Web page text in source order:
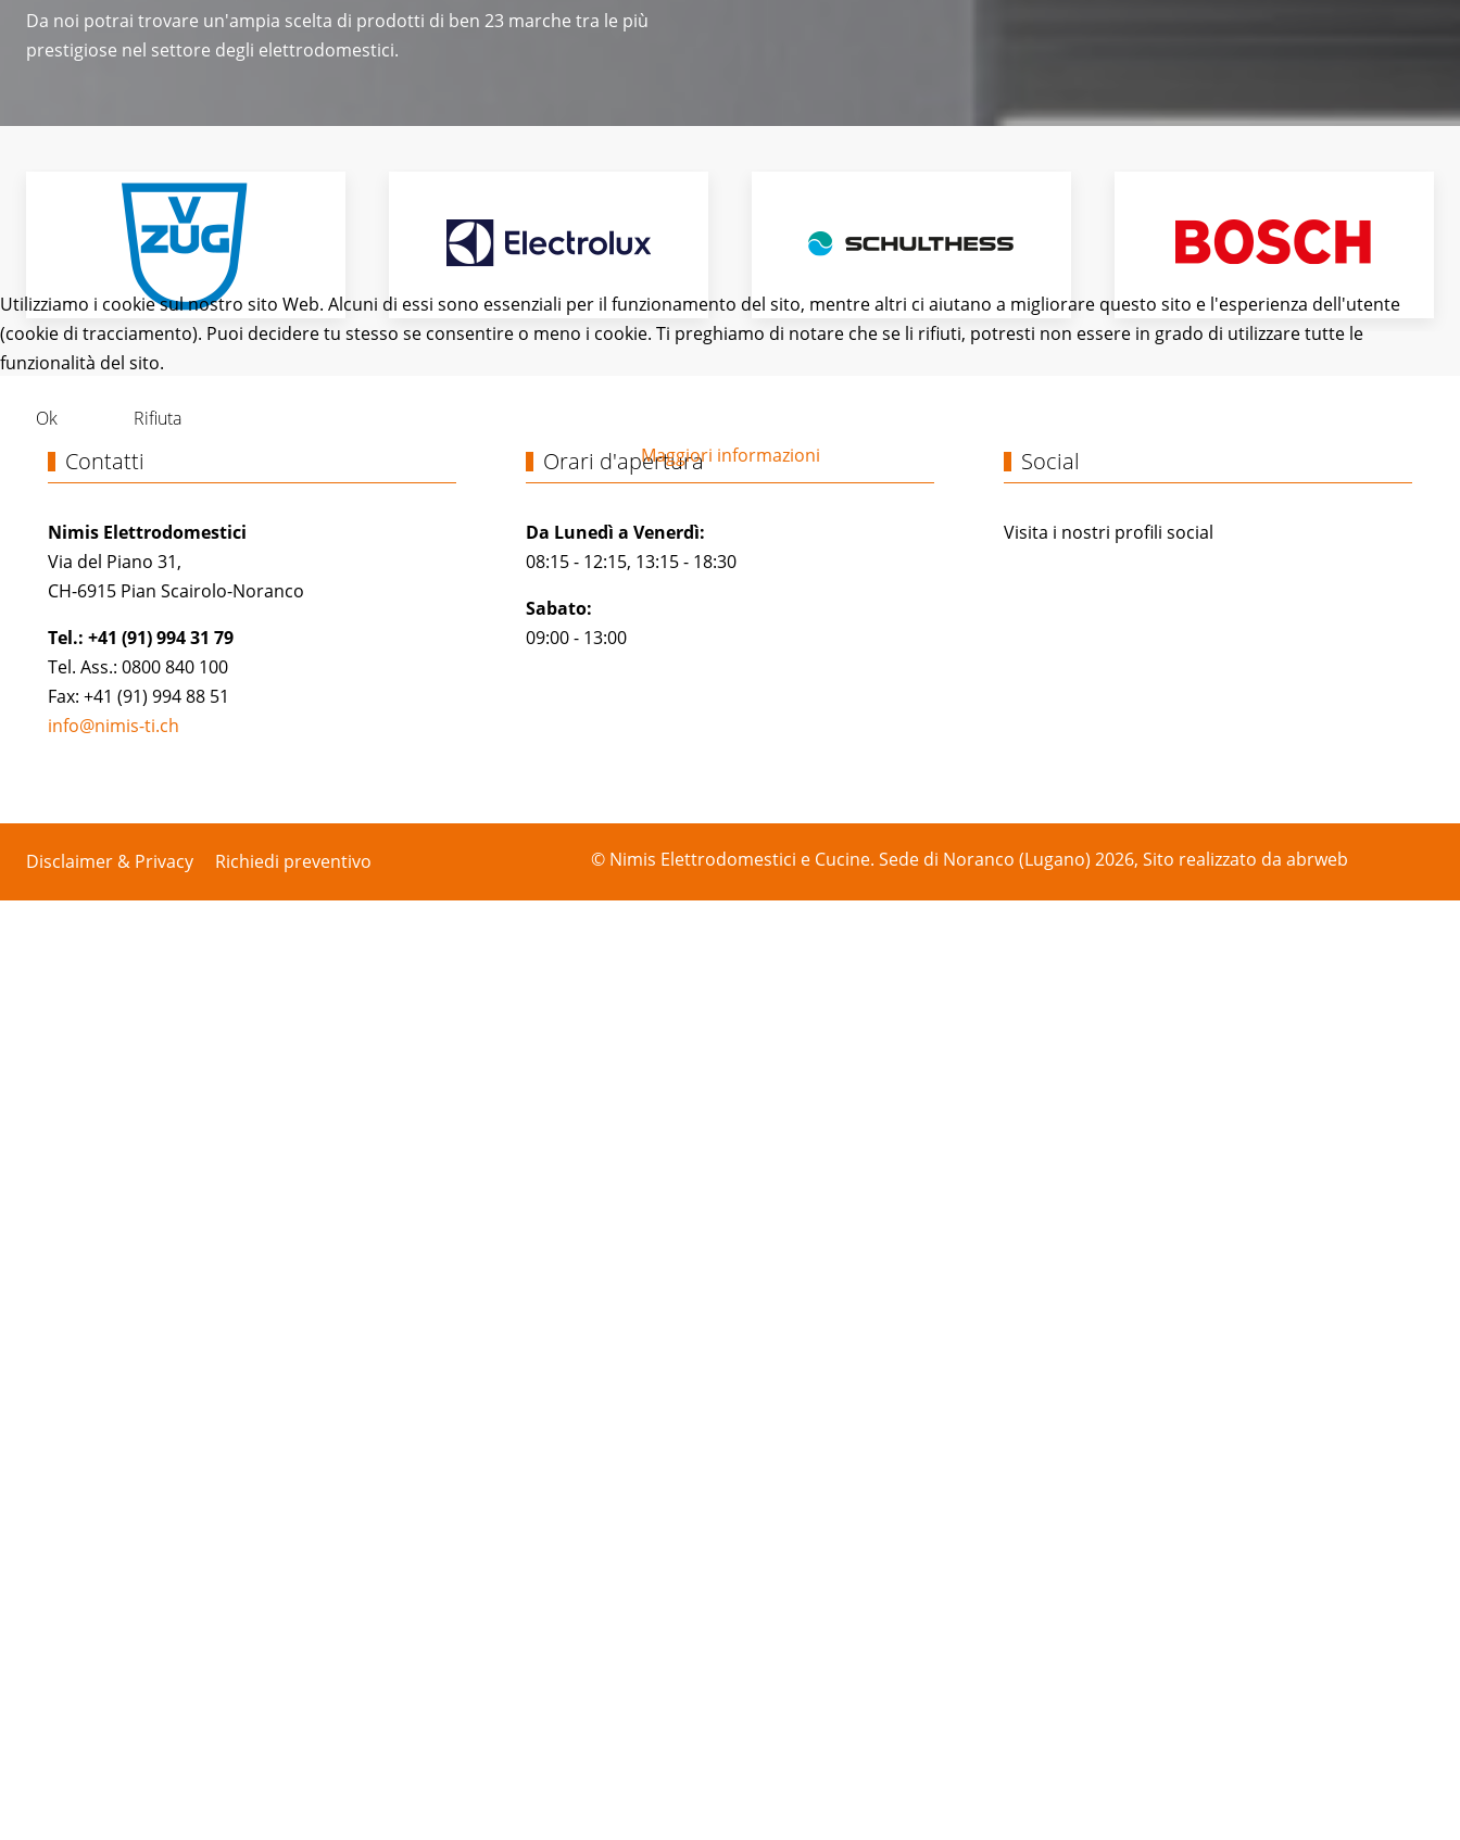
Da noi potrai trovare un'ampia scelta di prodotti di ben 23 marche tra le più
prestigiose nel settore degli elettrodomestici.
Contatti
Nimis Elettrodomestici
Via del Piano 31,
CH-6915 Pian Scairolo-Noranco
Tel.: +41 (91) 994 31 79
Tel. Ass.: 0800 840 100
Fax: +41 (91) 994 88 51
info@nimis-ti.ch
Orari d'apertura
Da Lunedì a Venerdì:
08:15 - 12:15, 13:15 - 18:30
Sabato:
09:00 - 13:00
Social
Visita i nostri profili social
Disclaimer & Privacy Richiedi preventivo © Nimis Elettrodomestici e Cucine. Sede di Noranco (Lugano) 2026, Sito realizzato da abrweb
Utilizziamo i cookie sul nostro sito Web. Alcuni di essi sono essenziali per il funzionamento del sito, mentre altri ci aiutano a migliorare questo sito e l'esperienza dell'utente
(cookie di tracciamento). Puoi decidere tu stesso se consentire o meno i cookie. Ti preghiamo di notare che se li rifiuti, potresti non essere in grado di utilizzare tutte le
funzionalità del sito.
Ok
Rifiuta
Maggiori informazioni